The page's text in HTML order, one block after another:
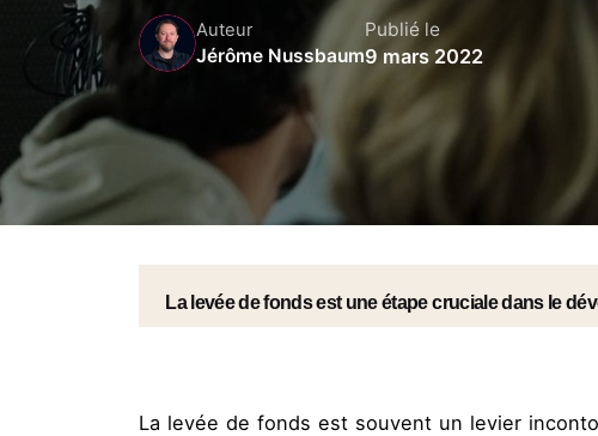
Auteur
Jérôme Nussbaum
Publié le
9 mars 2022
La levée de fonds est une étape cruciale dans le
La levée de fonds est souvent un levier